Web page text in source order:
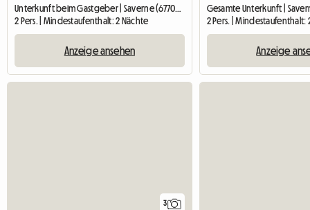
Unterkunft beim Gastgeber | Saverne (67700) | 12 M2
2 Pers. | Mindestaufenthalt: 2 Nächte
Anzeige ansehen
Gesamte Unterkunft |
2 Pers. | Mindestaufenthalt:
Anzeige
3